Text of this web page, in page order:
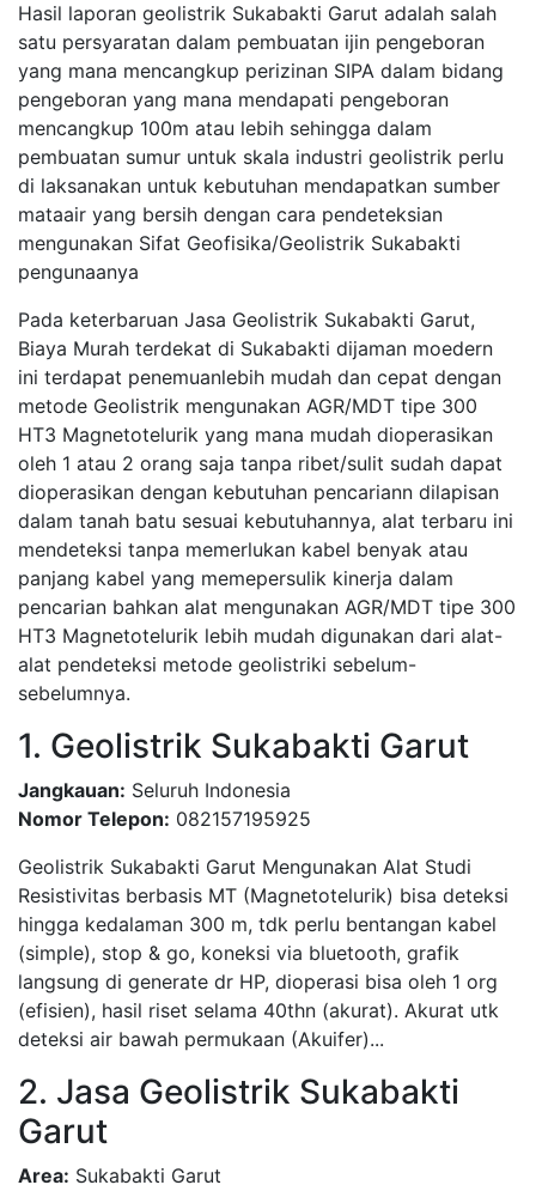
Hasil laporan geolistrik Sukabakti Garut adalah salah
satu persyaratan dalam pembuatan ijin pengeboran
yang mana mencangkup perizinan SIPA dalam bidang
pengeboran yang mana mendapati pengeboran
mencangkup 100m atau lebih sehingga dalam
pembuatan sumur untuk skala industri geolistrik perlu
di laksanakan untuk kebutuhan mendapatkan sumber
mataair yang bersih dengan cara pendeteksian
mengunakan Sifat Geofisika/Geolistrik Sukabakti
pengunaanya
Pada keterbaruan Jasa Geolistrik Sukabakti Garut,
Biaya Murah terdekat di Sukabakti dijaman moedern
ini terdapat penemuanlebih mudah dan cepat dengan
metode Geolistrik mengunakan AGR/MDT tipe 300
HT3 Magnetotelurik yang mana mudah dioperasikan
oleh 1 atau 2 orang saja tanpa ribet/sulit sudah dapat
dioperasikan dengan kebutuhan pencariann dilapisan
dalam tanah batu sesuai kebutuhannya, alat terbaru ini
mendeteksi tanpa memerlukan kabel benyak atau
panjang kabel yang memepersulik kinerja dalam
pencarian bahkan alat mengunakan AGR/MDT tipe 300
HT3 Magnetotelurik lebih mudah digunakan dari alat-
alat pendeteksi metode geolistriki sebelum-
sebelumnya.
1. Geolistrik Sukabakti Garut
Jangkauan: Seluruh Indonesia
Nomor Telepon: 082157195925
Geolistrik Sukabakti Garut Mengunakan Alat Studi
Resistivitas berbasis MT (Magnetotelurik) bisa deteksi
hingga kedalaman 300 m, tdk perlu bentangan kabel
(simple), stop & go, koneksi via bluetooth, grafik
langsung di generate dr HP, dioperasi bisa oleh 1 org
(efisien), hasil riset selama 40thn (akurat). Akurat utk
deteksi air bawah permukaan (Akuifer)...
2. Jasa Geolistrik Sukabakti
Garut
Area: Sukabakti Garut